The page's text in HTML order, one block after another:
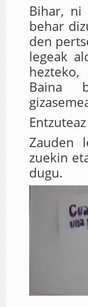
Bihar, ni
behar
den
legeak
Baina
Zauden
zuekin
dugu.